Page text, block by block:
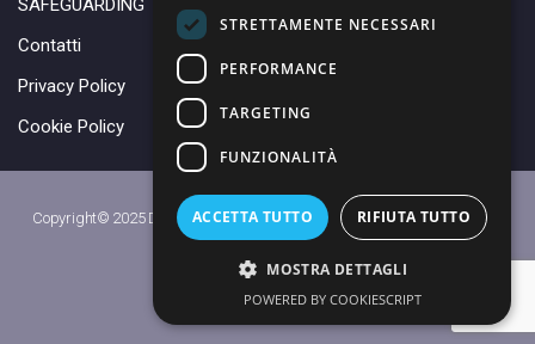
SAFEGUARDING
Contatti
Privacy Policy
Cookie Policy
Copyright© 2025 DANY BASKET QUARRATA S.S.D.A.R.L. -Privacy Policy
Made with ♥ by
STRETTAMENTE NECESSARI
PERFORMANCE
TARGETING
FUNZIONALITÀ
ACCETTA TUTTO RIFIUTA TUTTO
MOSTRA DETTAGLI
POWERED BY COOKIESCRIPT